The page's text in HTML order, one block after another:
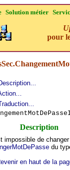
Solution métier
pour
Description
impossible de
du
en haut de la